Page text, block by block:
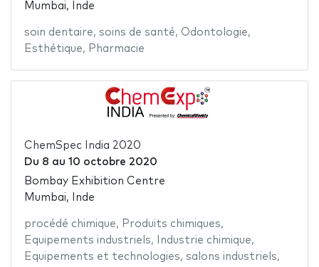
Mumbai, Inde
soin dentaire, soins de santé, Odontologie,
Esthétique, Pharmacie
ChemSpec India 2020
Du 8 au 10 octobre 2020
Bombay Exhibition Centre
Mumbai, Inde
procédé chimique, Produits chimiques,
Equipements industriels, Industrie chimique,
Equipements et technologies, salons industriels,